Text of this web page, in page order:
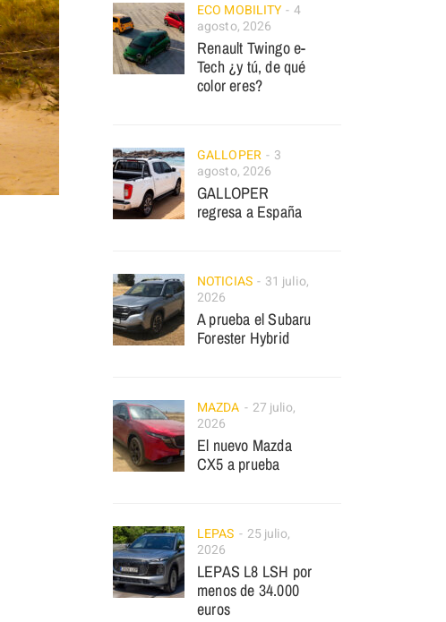
ECO MOBILITY
4
agosto, 2026
Renault Twingo e-
Tech ¿y tú, de qué
color eres?
GALLOPER
3
agosto, 2026
GALLOPER
regresa a España
NOTICIAS
31 julio,
2026
A prueba el Subaru
Forester Hybrid
MAZDA
27 julio,
2026
El nuevo Mazda
CX5 a prueba
LEPAS
25 julio,
2026
LEPAS L8 LSH por
menos de 34.000
euros